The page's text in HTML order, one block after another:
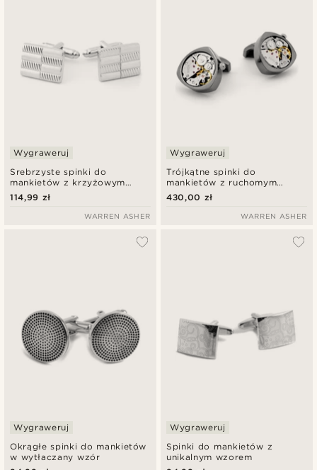
Srebrzyste spinki do
mankietów z krzyżowym
wzorem
Wygraweruj
114,99 zł
WARREN ASHER
Trójkątne spinki do
mankietów z ruchomym
mechanizmem
Wygraweruj
430,00 zł
WARREN ASHER
Okrągłe spinki do mankietów
w wytłaczany wzór
Wygraweruj
Spinki do mankietów z
unikalnym wzorem
Wygraweruj